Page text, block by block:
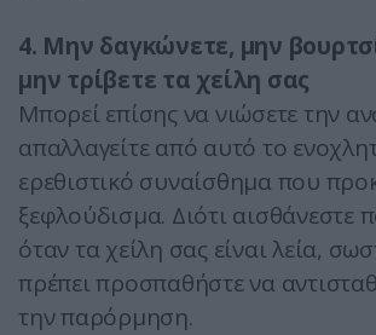
4. Μην δαγκώνετε, μην
μην τρίβετε τα χείλη σας
Μπορεί επίσης να νιώσετε την
απαλλαγείτε από αυτό το
ερεθιστικό συναίσθημα που
ξεφλούδισμα. Διότι αισθάνεστε
όταν τα χείλη σας είναι λεία,
πρέπει προσπαθήστε να
την παρόρμηση.